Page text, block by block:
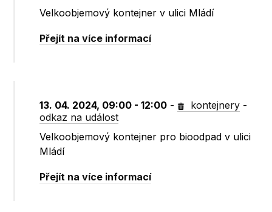
Velkoobjemový kontejner v ulici Mládí
Přejít na více informací
13. 04. 2024, 09:00 - 12:00 - kontejnery -
odkaz na událost
Velkoobjemový kontejner pro bioodpad v ulici
Mládí
Přejít na více informací